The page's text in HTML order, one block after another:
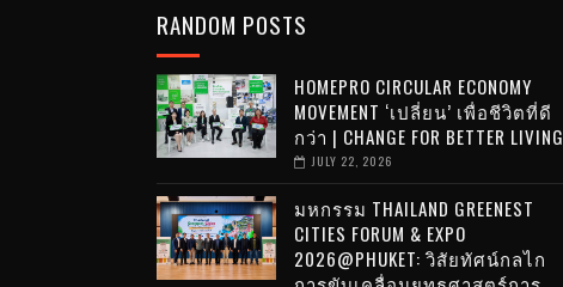
RANDOM POSTS
HOMEPRO CIRCULAR ECONOMY
MOVEMENT ‘เปลี่ยน’ เพื่อชีวิตที่ดี
กว่า | CHANGE FOR BETTER LIVING
JULY 22, 2026
มหกรรม THAILAND GREENEST
CITIES FORUM & EXPO
2026@PHUKET: วิสัยทัศน์กลไก